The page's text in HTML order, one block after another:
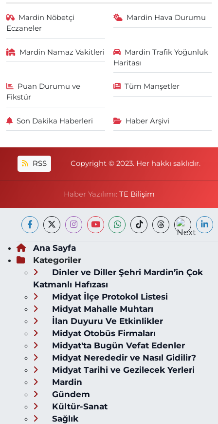
Mardin Nöbetçi
Eczaneler
Mardin Hava Durumu
Mardin Namaz Vakitleri
Mardin Trafik Yoğunluk
Haritası
Puan Durumu ve
Fikstür
Tüm Manşetler
Son Dakika Haberleri Haber Arşivi
RSS Copyright © 2023. Her hakkı saklıdır.
Haber Yazılımı: TE Bilişim
Ana Sayfa
Kategoriler
Dinler ve Diller Şehri Mardin’in Çok
Katmanlı Hafızası
Midyat İlçe Protokol Listesi
Midyat Mahalle Muhtarı
İlan Duyuru Ve Etkinlikler
Midyat Otobüs Firmaları
Midyat'ta Bugün Vefat Edenler
Midyat Nerededir ve Nasıl Gidilir?
Midyat Tarihi ve Gezilecek Yerleri
Mardin
Gündem
Kültür-Sanat
Sağlık